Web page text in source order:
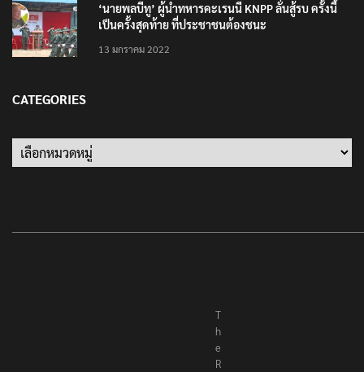
‘นายพลบีทู’ ผู้นำทหารคะเรนนี KNPP ลั่นสู้รบ ครั้งนี้
เป็นครั้งสุดท้าย ที่ประชาชนต้องชนะ
13 มกราคม 2022
CATEGORIES
Categories
T
h
e
R